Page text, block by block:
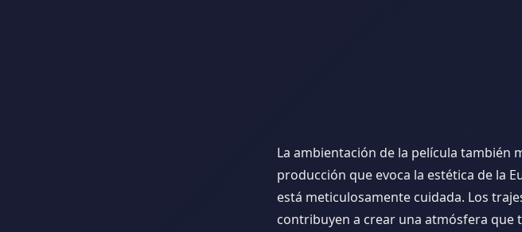
La ambientación de la película también
producción que evoca la estética de la
está meticulosamente cuidada. Los
contribuyen a crear una atmósfera que